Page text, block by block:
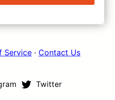
Maximă
Service · Contact Us
Twitter